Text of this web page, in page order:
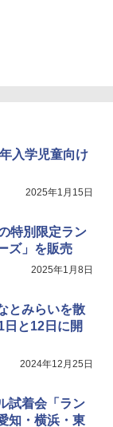
入学児童向け
2025年1月15日
特別限定ラン
ズ」を販売
2025年1月8日
とみらいを散
と12日に開
2024年12月25日
試着会「ラン
知・横浜・東